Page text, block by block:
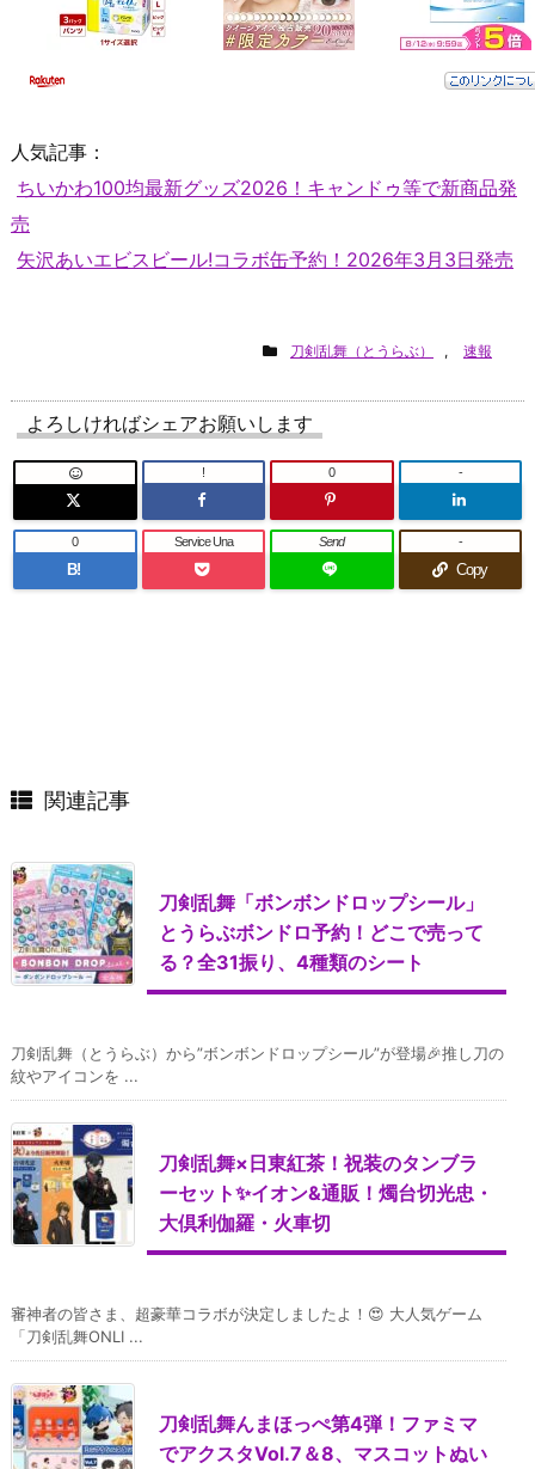
人気記事：
ちいかわ100均最新グッズ2026！キャンドゥ等で新商品発
売
矢沢あいエビスビール!コラボ缶予約！2026年3月3日発売
刀剣乱舞（とうらぶ） , 速報
よろしければシェアお願いします
! 0 -
B!
0 Service Una Send
Copy
-
関連記事
刀剣乱舞「ボンボンドロップシール」
とうらぶボンドロ予約！どこで売って
る？全31振り、4種類のシート
刀剣乱舞（とうらぶ）から”ボンボンドロップシール”が登場🎉推し刀の
紋やアイコンを ...
刀剣乱舞×日東紅茶！祝装のタンブラ
ーセット✨イオン&通販！燭台切光忠・
大倶利伽羅・火車切
審神者の皆さま、超豪華コラボが決定しましたよ！😍 大人気ゲーム
「刀剣乱舞ONLI ...
刀剣乱舞んまほっぺ第4弾！ファミマ
でアクスタVol.7＆8、マスコットぬい